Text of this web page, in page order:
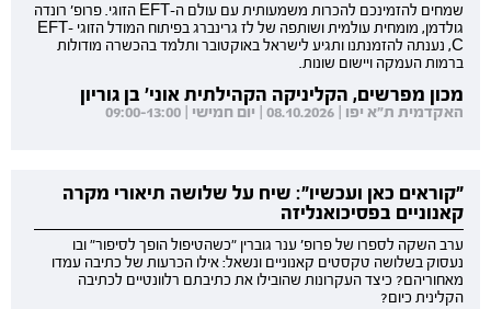
שמחים להזמינכם להכרות משמעותית עם עולם ה-EFT הזוגי. פרופ' רונדה
גולדמן, מומחית עולמית ושותפה של לז גרינברג בפיתוח המודל הזוגי EFT-
C, נענתה להזמנתנו ותגיע לישראל באוקטובר ותלמד בהכשרה מודולות
ברמות העמקה ויישום שונות.
מכון מפרשים, הקליניקה הקהילתית אוני' בן גוריון
האקדמית ת"א יפו | 08.10.2026 | יום חמישי | 09:00-13:00
"קוראים כאן ועכשיו": שיח על שלושה תיאורי מקרה
קאנוניים בפסיכואנליזה
ערב השקה לספרו של פרופ' ענר גוברין "כשהטיפול הופך לסיפור" ובו
נעסוק בשלושה טקסטים קאנוניים ונשאל: אילו הכרעות של כתיבה עמדו
מאחוריהם? כיצד העקרונות שהובילו את כתיבתם רלוונטיים לכתיבה
הקלינית כיום?